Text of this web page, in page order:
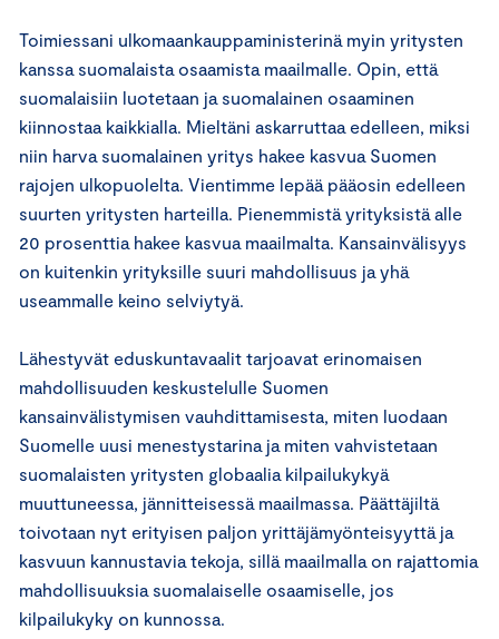
Toimiessani ulkomaankauppaministerinä myin yritysten
kanssa suomalaista osaamista maailmalle. Opin, että
suomalaisiin luotetaan ja suomalainen osaaminen
kiinnostaa kaikkialla. Mieltäni askarruttaa edelleen, miksi
niin harva suomalainen yritys hakee kasvua Suomen
rajojen ulkopuolelta. Vientimme lepää pääosin edelleen
suurten yritysten harteilla. Pienemmistä yrityksistä alle
20 prosenttia hakee kasvua maailmalta. Kansainvälisyys
on kuitenkin yrityksille suuri mahdollisuus ja yhä
useammalle keino selviytyä.
Lähestyvät eduskuntavaalit tarjoavat erinomaisen
mahdollisuuden keskustelulle Suomen
kansainvälistymisen vauhdittamisesta, miten luodaan
Suomelle uusi menestystarina ja miten vahvistetaan
suomalaisten yritysten globaalia kilpailukykyä
muuttuneessa, jännitteisessä maailmassa. Päättäjiltä
toivotaan nyt erityisen paljon yrittäjämyönteisyyttä ja
kasvuun kannustavia tekoja, sillä maailmalla on rajattomia
mahdollisuuksia suomalaiselle osaamiselle, jos
kilpailukyky on kunnossa.